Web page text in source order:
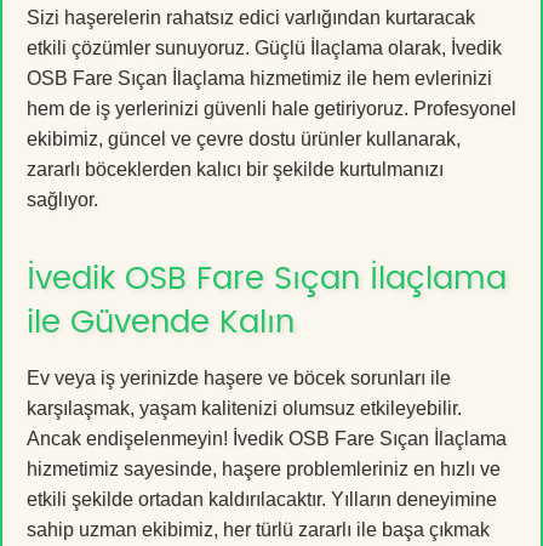
Sizi haşerelerin rahatsız edici varlığından kurtaracak
etkili çözümler sunuyoruz. Güçlü İlaçlama olarak, İvedik
OSB Fare Sıçan İlaçlama hizmetimiz ile hem evlerinizi
hem de iş yerlerinizi güvenli hale getiriyoruz. Profesyonel
ekibimiz, güncel ve çevre dostu ürünler kullanarak,
zararlı böceklerden kalıcı bir şekilde kurtulmanızı
sağlıyor.
İvedik OSB Fare Sıçan İlaçlama
ile Güvende Kalın
Ev veya iş yerinizde haşere ve böcek sorunları ile
karşılaşmak, yaşam kalitenizi olumsuz etkileyebilir.
Ancak endişelenmeyin! İvedik OSB Fare Sıçan İlaçlama
hizmetimiz sayesinde, haşere problemleriniz en hızlı ve
etkili şekilde ortadan kaldırılacaktır. Yılların deneyimine
sahip uzman ekibimiz, her türlü zararlı ile başa çıkmak